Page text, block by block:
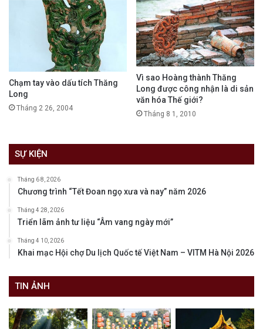
Chạm tay vào dấu tích Thăng
Long
Tháng 2 26, 2004
Vì sao Hoàng thành Thăng
Long được công nhận là di sản
văn hóa Thế giới?
Tháng 8 1, 2010
SỰ KIỆN
Tháng 6 8, 2026
Chương trình “Tết Đoan ngọ xưa và nay” năm 2026
Tháng 4 28, 2026
Triển lãm ảnh tư liệu “Âm vang ngày mới”
Tháng 4 10, 2026
Khai mạc Hội chợ Du lịch Quốc tế Việt Nam – VITM Hà Nội 2026
TIN ẢNH